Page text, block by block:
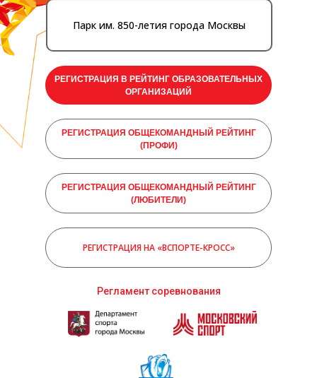
РЕГИСТРАЦИЯ ОБЩЕКОМАНДНЫЙ РЕЙТИНГ
(ПРОФИ)
РЕГИСТРАЦИЯ ОБЩЕКОМАНДНЫЙ РЕЙТИНГ
(ЛЮБИТЕЛИ)
РЕГИСТРАЦИЯ НА «ВСПОРТЕ-КРОСС»
РЕГИСТРАЦИЯ В РЕЙТИНГ ОБРАЗОВАТЕЛЬНЫХ
ОРГАНИЗАЦИЙ
Регламент соревнования
Парк им. 850-летия города Москвы